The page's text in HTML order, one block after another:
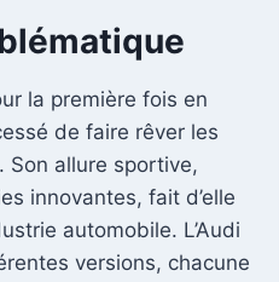
la première fois en
de faire rêver les
Son allure sportive,
innovantes, fait d’elle
automobile. L’Audi
versions, chacune